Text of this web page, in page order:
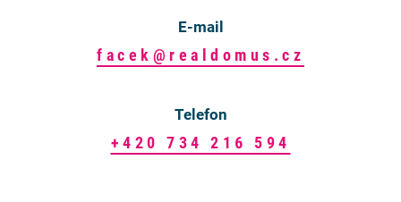
E-mail
facek@realdomus.cz
Telefon
+420 734 216 594